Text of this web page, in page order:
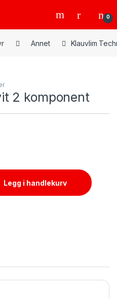
0
Annet Klauvlim
2 komponent
quantity
Legg i handlekurv